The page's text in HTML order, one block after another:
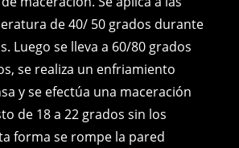
de 40/ 50 grados durante
Luego se lleva a 60/80 grados
se realiza un enfriamiento
y se efectúa una maceración
de 18 a 22 grados sin los
forma se rompe la pared